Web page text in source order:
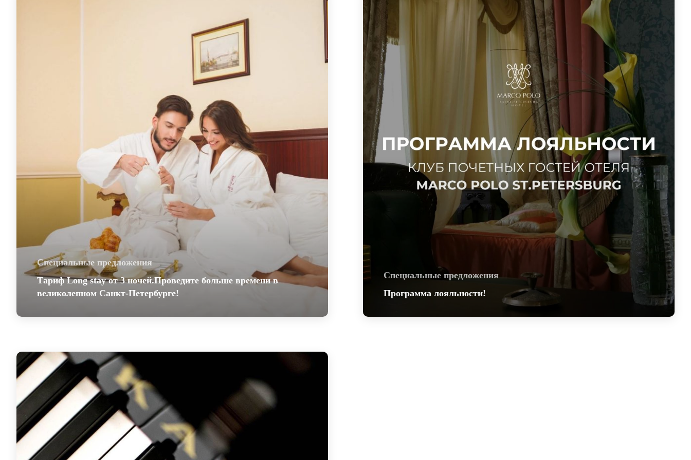
Специальные предложения
Тариф Long stay от 3 ночей.Проведите больше времени в
великолепном Санкт-Петербурге!
времени в великолепном Санкт-Петербурге!
Специальные предложения
Программа лояльности!
Классическая и Премиум), при наличии свободных номеров,
комплименты ко Дню рождения, а также доступ к эксклюзивным
предложениям и акциям.
*
- карта с правом на скидку в размере 5% уже на
первое бронирование
(предоставляется гостям сразу при регистрации в личном кабинете на
сайте).
- карта с правом на скидку в размере 10%
предоставляется при накоплении на счете суммы в размере 100 000
руб. (в течение календарного года).
***Премиум 20%- карта с правом на скидку в размере 20%
предоставляется при накоплении на счете суммы в размере 200 000
руб. (в течение календарного года).
Скидка по клубному счету действительна при прямом обращении
гостя в отель и бронировании номеров по официальным тарифам при
личном обращении по телефону.
Скидка не суммируется и не распространяется на спец. предложения
и акции, не действует на дополнительные услуги: экскурсионные
программы, трансфер и др.
Будем рады видеть Вас в клубе путешественников отеля!
Подробнее